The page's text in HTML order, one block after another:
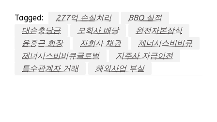
Tagged: 277억 손실처리
BBQ 실적
대손충당금
모회사 배당
완전자본잠식
윤홍근 회장
자회사 채권
제너시스비비큐
제너시스비비큐글로벌
지주사 자금이전
특수관계자 거래
해외사업 부실